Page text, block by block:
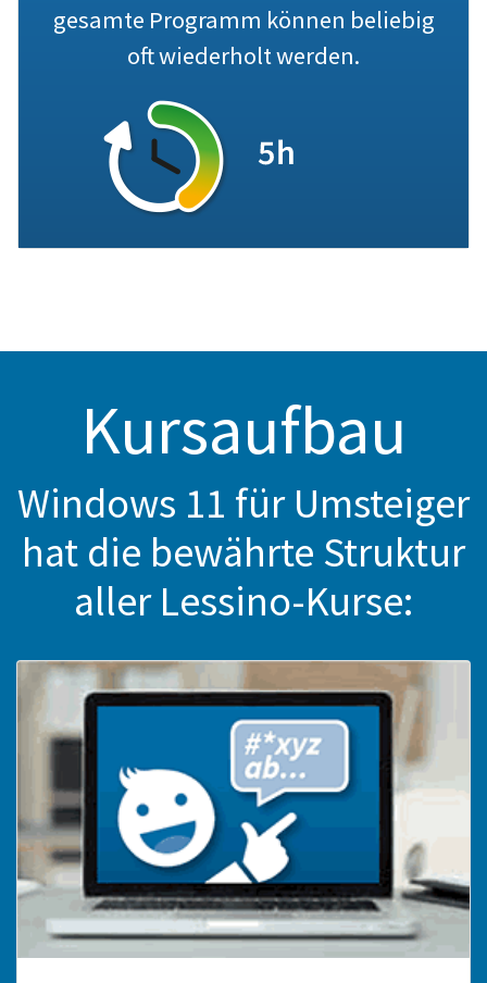
gesamte Programm können beliebig
oft wiederholt werden.
Kursaufbau
Windows 11 für Umsteiger
hat die bewährte Struktur
aller Lessino-Kurse: